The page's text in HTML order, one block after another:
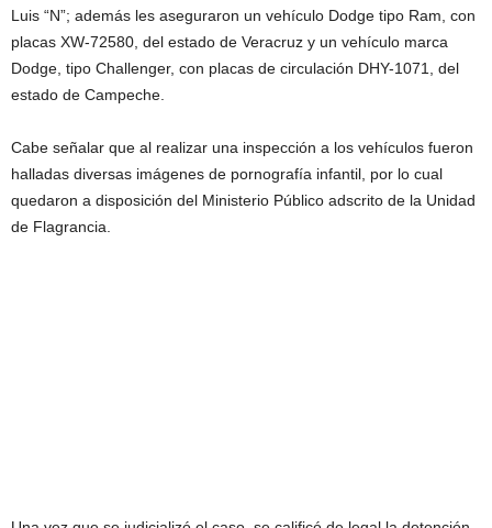
Luis “N”; además les aseguraron un vehículo Dodge tipo Ram, con
placas XW-72580, del estado de Veracruz y un vehículo marca
Dodge, tipo Challenger, con placas de circulación DHY-1071, del
estado de Campeche.
Cabe señalar que al realizar una inspección a los vehículos fueron
halladas diversas imágenes de pornografía infantil, por lo cual
quedaron a disposición del Ministerio Público adscrito de la Unidad
de Flagrancia.